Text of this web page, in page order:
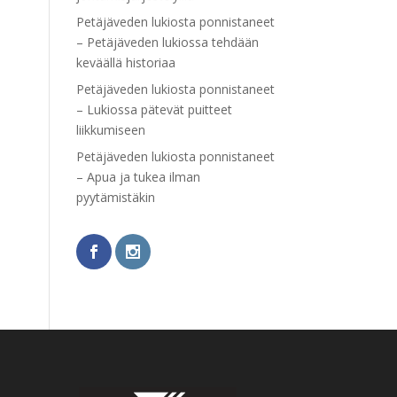
Petäjäveden lukiosta ponnistaneet
– Petäjäveden lukiossa tehdään
keväällä historiaa
Petäjäveden lukiosta ponnistaneet
– Lukiossa pätevät puitteet
liikkumiseen
Petäjäveden lukiosta ponnistaneet
– Apua ja tukea ilman
pyytämistäkin